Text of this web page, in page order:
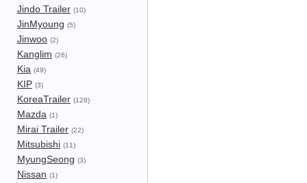
Jindo Trailer (10)
JinMyoung (5)
Jinwoo (2)
Kanglim (26)
Kia (49)
KIP (3)
KoreaTrailer (128)
Mazda (1)
Mirai Trailer (22)
Mitsubishi (11)
MyungSeong (3)
Nissan (1)